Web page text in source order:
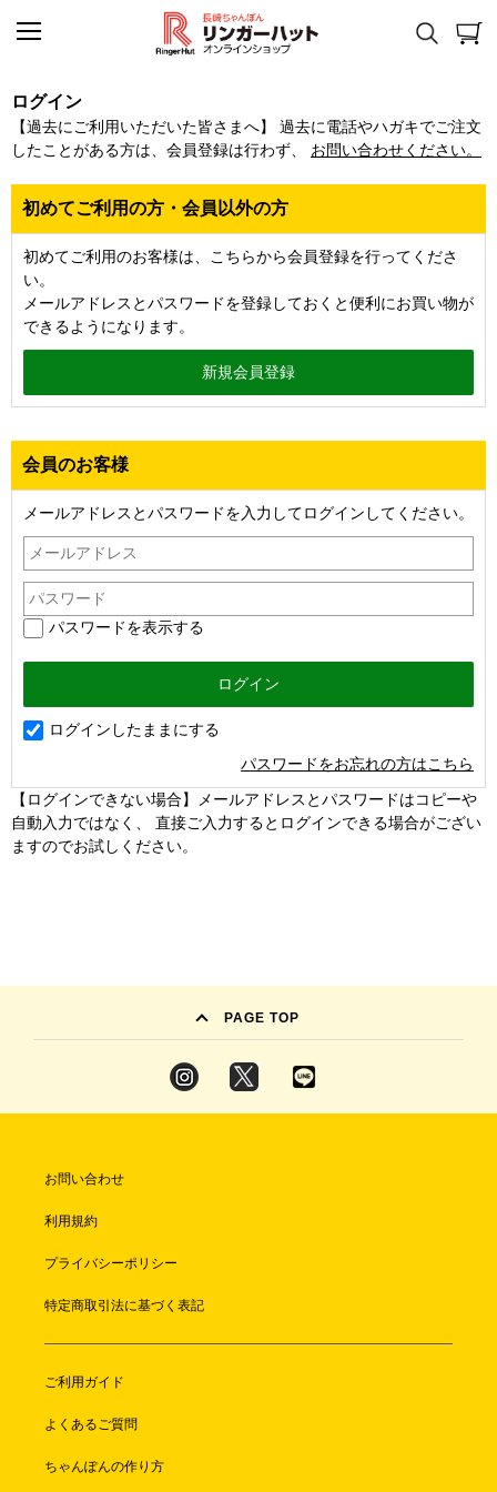
ログイン
【過去にご利用いただいた皆さまへ】 過去に電話やハガキでご注文
したことがある方は、会員登録は行わず、 お問い合わせください。
会員のお客様
メールアドレスとパスワードを入力してログインしてください。
パスワードを表示する
ログインしたままにする
パスワードをお忘れの方はこちら
初めてご利用の方・会員以外の方
初めてご利用のお客様は、こちらから会員登録を行ってくださ
い。
メールアドレスとパスワードを登録しておくと便利にお買い物が
できるようになります。
【ログインできない場合】メールアドレスとパスワードはコピーや
自動入力ではなく、 直接ご入力するとログインできる場合がござい
ますのでお試しください。
PAGE TOP
お問い合わせ
利用規約
プライバシーポリシー
特定商取引法に基づく表記
ご利用ガイド
よくあるご質問
ちゃんぽんの作り方